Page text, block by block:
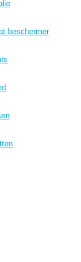
beschermer